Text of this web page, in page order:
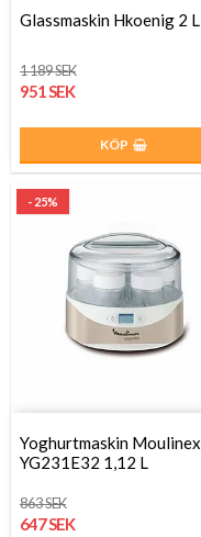
Glassmaskin Hkoenig 2 L
1 189 SEK
951 SEK
KÖP
- 25%
Yoghurtmaskin Moulinex
YG231E32 1,12 L
863 SEK
647 SEK